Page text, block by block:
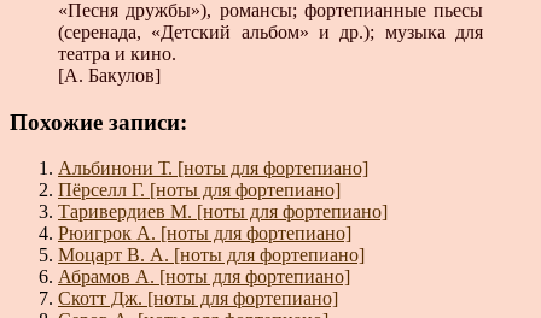
«Песня дружбы»), романсы; фортепианные пьесы
(серенада, «Детский альбом» и др.); музыка для
театра и кино.
[А. Бакулов]
Похожие записи:
Альбинони Т. [ноты для фортепиано]
Пёрселл Г. [ноты для фортепиано]
Таривердиев М. [ноты для фортепиано]
Рюигрок А. [ноты для фортепиано]
Моцарт В. А. [ноты для фортепиано]
Абрамов А. [ноты для фортепиано]
Скотт Дж. [ноты для фортепиано]